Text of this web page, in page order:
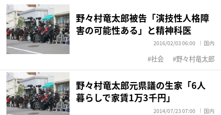
野々村竜太郎被告「演技性人格障
害の可能性ある」と精神科医
2016/02/03 06:00 国内
社会 野々村竜太郎
野々村竜太郎元県議の生家「6人
暮らしで家賃1万3千円」
2014/07/23 07:00 国内